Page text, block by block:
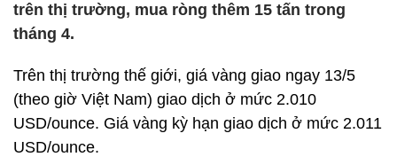
trên thị trường, mua ròng thêm 15 tấn trong
tháng 4.
Trên thị trường thế giới, giá vàng giao ngay 13/5
(theo giờ Việt Nam) giao dịch ở mức 2.010
USD/ounce. Giá vàng kỳ hạn giao dịch ở mức 2.011
USD/ounce.